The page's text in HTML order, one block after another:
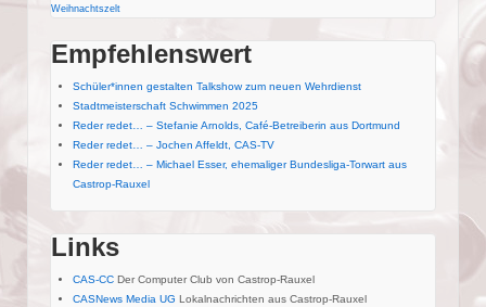
Weihnachtszelt
Empfehlenswert
Schüler*innen gestalten Talkshow zum neuen Wehrdienst
Stadtmeisterschaft Schwimmen 2025
Reder redet… – Stefanie Arnolds, Café-Betreiberin aus Dortmund
Reder redet… – Jochen Affeldt, CAS-TV
Reder redet… – Michael Esser, ehemaliger Bundesliga-Torwart aus
Castrop-Rauxel
Links
CAS-CC Der Computer Club von Castrop-Rauxel
CASNews Media UG Lokalnachrichten aus Castrop-Rauxel